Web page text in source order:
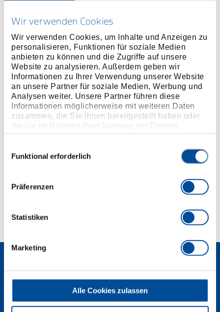
Wir verwenden Cookies
Wir verwenden Cookies, um Inhalte und Anzeigen zu
personalisieren, Funktionen für soziale Medien
anbieten zu können und die Zugriffe auf unsere
Website zu analysieren. Außerdem geben wir
Informationen zu Ihrer Verwendung unserer Website
an unsere Partner für soziale Medien, Werbung und
Analysen weiter. Unsere Partner führen diese
Informationen möglicherweise mit weiteren Daten
zusammen, die Sie ihnen bereitgestellt haben oder
die sie im Rahmen Ihrer Nutzung der Dienste
gesammelt haben. Unsere vollständige
Funktional erforderlich
Präferenzen
Statistiken
Marketing
Alle Cookies zulassen
Produktlinie EAN4010886603659
Produktbeschreibung
Vanadium-Stahl 31CrV3
VDE isoliert bis 1000 V, nach EN 60900/IEC 60900,
2-fach Check-Tool-Isolierung
Newsletter